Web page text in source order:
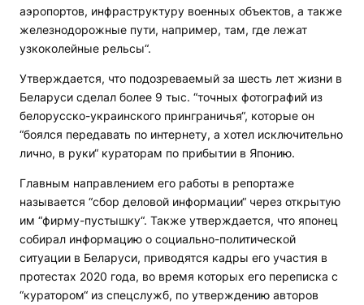
аэропортов, инфраструктуру военных объектов, а также
железнодорожные пути, например, там, где лежат
узкоколейные рельсы“.
Утверждается, что подозреваемый за шесть лет жизни в
Беларуси сделал более 9 тыс. “точных фотографий из
белорусско-украинского принграничья“, которые он
“боялся передавать по интернету, а хотел исключительно
лично, в руки“ кураторам по прибытии в Японию.
Главным направлением его работы в репортаже
называется “сбор деловой информации“ через открытую
им “фирму-пустышку“. Также утверждается, что японец
собирал информацию о социально-политической
ситуации в Беларуси, приводятся кадры его участия в
протестах 2020 года, во время которых его переписка с
“куратором“ из спецслужб, по утверждению авторов